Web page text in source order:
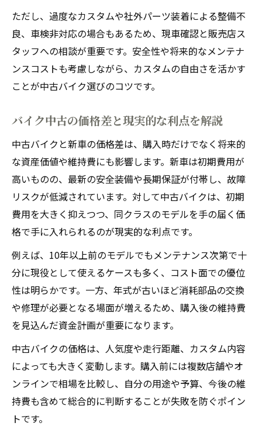
ただし、過度なカスタムや社外パーツ装着による整備不
良、車検非対応の場合もあるため、現車確認と販売店ス
タッフへの相談が重要です。安全性や将来的なメンテナ
ンスコストも考慮しながら、カスタムの自由さを活かす
ことが中古バイク選びのコツです。
バイク中古の価格差と現実的な利点を解説
中古バイクと新車の価格差は、購入時だけでなく将来的
な資産価値や維持費にも影響します。新車は初期費用が
高いものの、最新の安全装備や長期保証が付帯し、故障
リスクが低減されています。対して中古バイクは、初期
費用を大きく抑えつつ、同クラスのモデルを手の届く価
格で手に入れられるのが現実的な利点です。
例えば、10年以上前のモデルでもメンテナンス次第で十
分に現役として使えるケースも多く、コスト面での優位
性は明らかです。一方、年式が古いほど消耗部品の交換
や修理が必要となる場面が増えるため、購入後の維持費
を見込んだ資金計画が重要になります。
中古バイクの価格は、人気度や走行距離、カスタム内容
によっても大きく変動します。購入前には複数店舗やオ
ンラインで相場を比較し、自分の用途や予算、今後の維
持費も含めて総合的に判断することが失敗を防ぐポイン
トです。